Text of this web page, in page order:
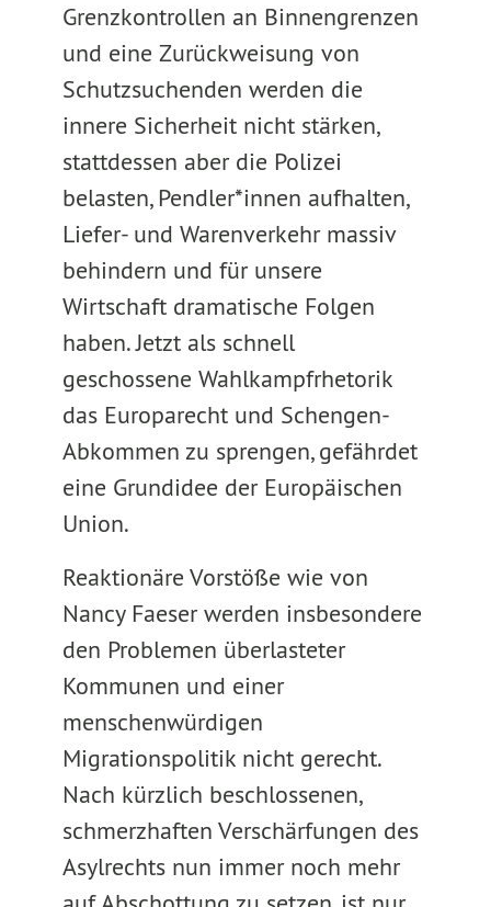
Grenzkontrollen an Binnengrenzen
und eine Zurückweisung von
Schutzsuchenden werden die
innere Sicherheit nicht stärken,
stattdessen aber die Polizei
belasten, Pendler*innen aufhalten,
Liefer- und Warenverkehr massiv
behindern und für unsere
Wirtschaft dramatische Folgen
haben. Jetzt als schnell
geschossene Wahlkampfrhetorik
das Europarecht und Schengen-
Abkommen zu sprengen, gefährdet
eine Grundidee der Europäischen
Union.
Reaktionäre Vorstöße wie von
Nancy Faeser werden insbesondere
den Problemen überlasteter
Kommunen und einer
menschenwürdigen
Migrationspolitik nicht gerecht.
Nach kürzlich beschlossenen,
schmerzhaften Verschärfungen des
Asylrechts nun immer noch mehr